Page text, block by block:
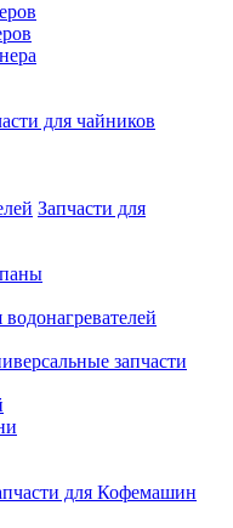
для чайников
Запчасти для
запчасти
для Кофемашин